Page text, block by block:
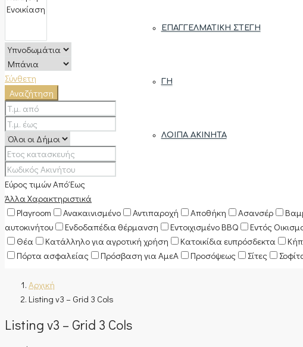
ΕΠΑΓΓΕΛΜΑΤΙΚΉ ΣΤΈΓΗ
ΓΗ
ΛΟΙΠΆ ΑΚΊΝΗΤΑ
Σύνθετη
Αναζήτηση
Εύρος τιμώνΑπόΈως
Άλλα Χαρακτηριστικά
Playroom
Ανακαινισμένο Αντιπαροχή Αποθήκη Ασανσέρ
αυτοκινήτου
Ενδοδαπέδια θέρμανση Εντοιχισμένο BBQ Εντός
Θέα
Κατάλληλο για αγροτική χρήση Κατοικίδια ευπρόσδεκτα
Πόρτα ασφαλείας
Πρόσβαση για ΑμεΑ Προσόψεως Σίτες
Αρχική
Listing v3 – Grid 3 Cols
Listing v3 – Grid 3 Cols